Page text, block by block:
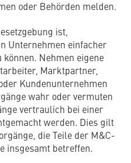
oder Behörden melden.
ist,
Unternehmen einfacher
können. Nehmen eigene
Marktpartner,
Kundenunternehmen
wahr oder vermuten
vertraulich bei einer
werden. Dies gilt
die Teile der M&C-
insgesamt betreffen.